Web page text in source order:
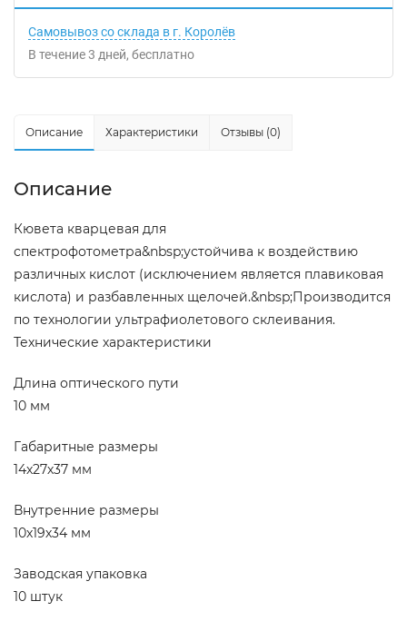
Самовывоз со склада в г. Королёв
В течение3 дней Бесплатно
Описание Характеристики Отзывы (0)
Описание
Кювета кварцевая для
спектрофотометра&nbsp;устойчива к воздействию
различных кислот (исключением является плавиковая
кислота) и разбавленных щелочей.&nbsp;Производится
по технологии ультрафиолетового склеивания.
Технические характеристики
Длина оптического пути
10 мм
Габаритные размеры
14х27х37 мм
Внутренние размеры
10х19х34 мм
Заводская упаковка
10 штук